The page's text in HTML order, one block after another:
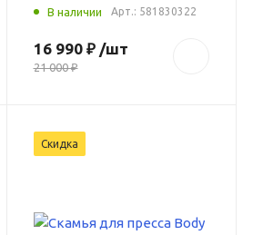
В наличии Арт.: 581830322
16 990 ₽/шт
21 000 ₽
Скидка